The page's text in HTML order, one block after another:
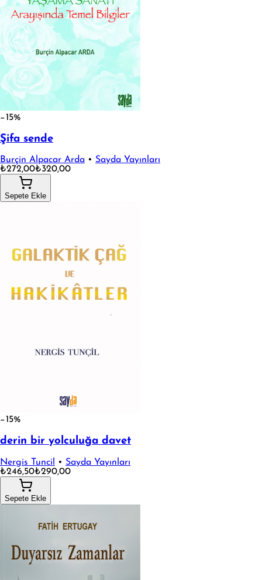
−15%
Şifa sende
Burçin Alpacar Arda • Sayda Yayınları
₺272,00₺320,00
Sepete Ekle
−15%
derin bir yolculuğa davet
Nergis Tuncil • Sayda Yayınları
₺246,50₺290,00
Sepete Ekle